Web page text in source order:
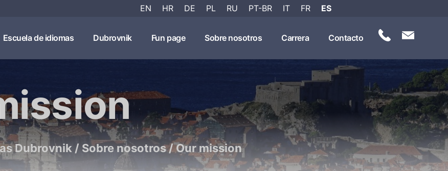
EN HR DE PL RU PT-BR IT FR ES
Escuela de idiomas Dubrovnik Fun page Sobre nosotros Carrera Contacto
Dubrovnik / Sobre nosotros/Our mission